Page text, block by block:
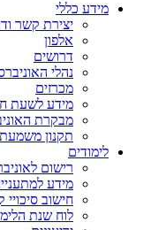
מידע כללי
יצירת קשר
אלפון
דרושים
נהלי
מכרזים
מידע לשעת
מבקרת
תקנון משמעת
לימודים
רישום
מידע
חישוב
לוח שנת